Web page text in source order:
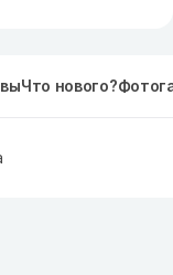
Что нового?